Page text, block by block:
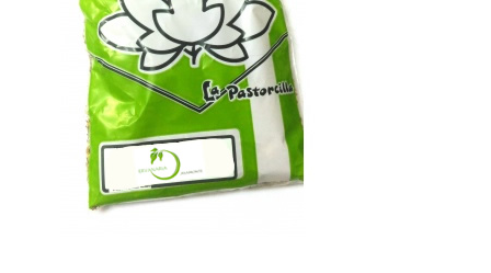
Remember me
LOG IN
CREATE AN ACCOUNT